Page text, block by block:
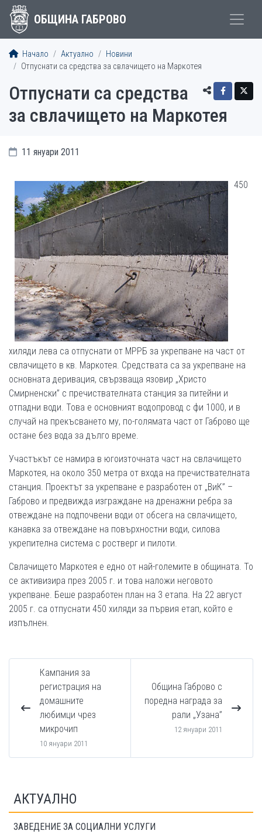
ОБЩИНА ГАБРОВО
Начало Актуално
Новини
Отпуснати са средства за свлачището на Маркотея
Отпуснати са средства
за свлачището на Маркотея
11 януари 2011
450
хиляди лева са отпуснати от МРРБ за укрепване на част от
свлачището в кв. Маркотея. Средствата са за укрепване на
основната деривация, свързваща язовир „Христо
Смирненски” с пречиствателната станция за питейни и
отпадни води. Това е основният водопровод с фи 1000, и в
случай на прекъсването му, по-голямата част от Габрово ще
остане без вода за дълго време.
Участъкът се намира в югоизточната част на свлачището
Маркотея, на около 350 метра от входа на пречиствателната
станция. Проектът за укрепване е разработен от „ВиК” –
Габрово и предвижда изграждане на дренажни ребра за
отвеждане на подпочвени води от обсега на свлачището,
канавка за отвеждане на повърхностни води, силова
укрепителна система с ростверг и пилоти.
Свлачището Маркотея е едно от най-големите в общината. То
се активизира през 2005 г. и това наложи неговото
укрепване. Беше разработен план на 3 етапа. На 22 август
2005 г. са отпуснати 450 хиляди за първия етап, който е
изпълнен.
Кампания за
регистрация на
домашните
любимци чрез
микрочип
10 януари 2011
Община Габрово с
поредна награда за
рали „Узана”
12 януари 2011
АКТУАЛНО
ЗАВЕДЕНИЕ ЗА СОЦИАЛНИ УСЛУГИ